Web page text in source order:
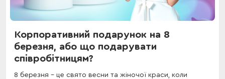
Корпоративний подарунок на 8
березня, або що подарувати
співробітницям?
8 березня – це свято весни та жіночої краси, коли